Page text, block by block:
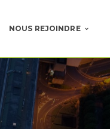
NOUS REJOINDRE